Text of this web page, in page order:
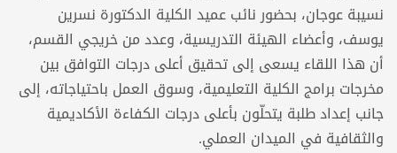
نسيبة عوجان، بحضور نائب عميد الكلية الدكتورة نسرين
يوسف، وأعضاء الهيئة التدريسية، وعدد من خريجي القسم،
أن هذا اللقاء يسعى إلى تحقيق أعلى درجات التوافق بين
مخرجات برامج الكلية التعليمية، وسوق العمل باحتياجاته، إلى
جانب إعداد طلبة يتحلّون بأعلى درجات الكفاءة الأكاديمية
والثقافية في الميدان العملي.